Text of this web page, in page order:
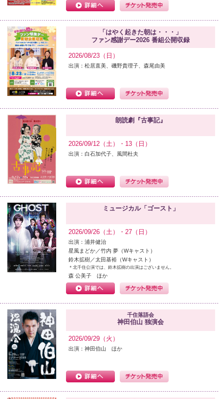
劇場、稽古場1，2の施設利用料改定について 詳細はこちら
朗読劇『古事記』2026年9月12日（土）・13日（日）詳細はこちら
ワハハ本舗特別公演「エンド（仮）」
2027年2月5日（金）〜7日（日
シアター1010初登場！
公式サイトはこちら
衝動Ⅹ あの日、生まれた「衝動」を確信へ
細はこちら
ミュージカル「ゴースト」
こちら
「はやく起きた朝は・・・」
ファン感謝デー2026 番組公開収録
2026/08/23（日）
出演：松居直美、磯野貴理子、森尾由美
朗読劇『古事記』
2026/09/12（土）・13（日）
出演：白石加代子、風間杜夫
ミュージカル「ゴースト」
2026/09/26（土）・27（日）
出演：浦井健治
星風まどか／竹内 夢（Wキャスト）
鈴木拡樹／太田基裕（Wキャスト）
＊北千住公演では、鈴木拡樹の出演はございません。
森 公美子 ほか
千住落語会
神田伯山 独演会
2026/09/29（火）
出演：神田伯山 ほか